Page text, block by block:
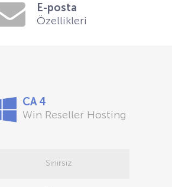
E-posta
Özellikleri
CA 4
Win Reseller Hosting
Sınırsız